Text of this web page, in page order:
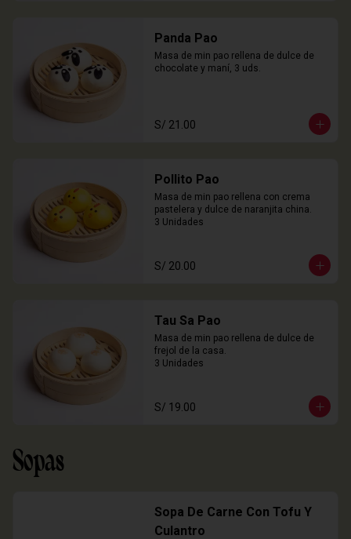
Panda Pao
Masa de min pao rellena de dulce de
chocolate y maní, 3 uds.
S/ 21.00
Pollito Pao
Masa de min pao rellena con crema
pastelera y dulce de naranjita china.
3 Unidades
S/ 20.00
Tau Sa Pao
Masa de min pao rellena de dulce de
frejol de la casa.
3 Unidades
S/ 19.00
Sopas
Sopa De Carne Con Tofu Y
Culantro